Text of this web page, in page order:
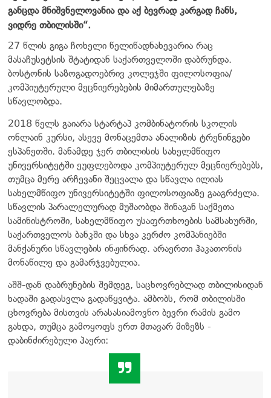
განცდა მნიშვნელოვანია და აქ ბევრად კარგად ჩანს,
ვიდრე თბილისში“.
27 წლის გიგა ჩოხელი წელიწადნახევარია რაც
მასაჩუსეტსის შტატიდან საქართველოში დაბრუნდა.
ბოსტონის საზოგადოებრივ კოლეჯში ფილოსოფია/
კომპიუტერული მეცნიერებების მიმართულებაზე
სწავლობდა.
2018 წელს გაიარა სტარტაპ კომბინატორის სკოლის
ონლაინ კურსი, ასევე მონაცემთა ანალიზის ტრენინგები
ესპანეთში. მანამდე ჯერ თბილისის სახელმწიფო
უნივერსიტეტში ეუფლებოდა კომპიუტერულ მეცნიერებებს,
თუმცა მერე არჩევანი შეცვალა და სწავლა ილიას
სახელმწიფო უნივერსიტეტში ფილოსოფიაზე გააგრძელა.
სწავლის პარალელურად მუშაობდა შინაგან საქმეთა
სამინისტროში, სახელმწიფო უსაფრთხოების სამსახურში,
საქართველოს ბანკში და სხვა კერძო კომპანიებში
მანქანური სწავლების ინჟინრად. არაერთი ჰაკათონის
მონაწილე და გამარჯვებულია.
აშშ-დან დაბრუნების შემდეგ, საცხოვრებლად თბილისიდან
ხადაში გადასვლა გადაწყვიტა. ამბობს, რომ თბილისში
ცხოვრება მისთვის არასასიამოვნო ბევრი რამის გამო
გახდა, თუმცა გამოყოფს ერთ მთავარ მიზეზს -
დაბინძირებული ჰაერი: